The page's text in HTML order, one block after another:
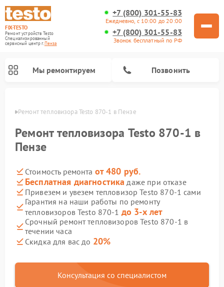
FIX-TESTO
Ремонт устройств Testo
Специализированный
cервисный центр г.Пенза
+7 (800) 301-55-83
Ежедневно, с 10:00 до 20:00
+7 (800) 301-55-83
Звонок бесплатный по РФ
Мы ремонтируем Позвонить
Ремонт тепловизора Testo 870-1 в Пензе
Ремонт тепловизора Testo 870-1 в
Пензе
Стоимость ремонта от 480 руб.
Бесплатная диагностика даже при отказе
Привезем и увезем тепловизор Testo 870-1 сами
Гарантия на наши работы по ремонту
тепловизоров Testo 870-1 до 3-х лет
Срочный ремонт тепловизоров Testo 870-1 в
течении часа
Скидка для вас до 20%
Консультация со специалистом